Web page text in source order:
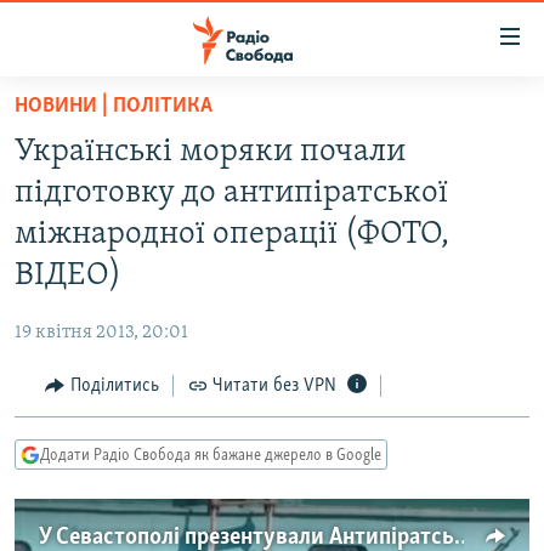
Перейти
основного
матеріалу
Перейти
до
основної
Перейти
пошуку
ВСЕ ЗА ДОБУ
СТАТТІ
ПОЛІТИКА
КУЛЬТУРА
СПОРТ
СВІТ
ВІЙНА
ДОНБАС.РЕАЛІЇ
КРИМ.РЕАЛІЇ
ТИ ЯК?
КИТАЙ.ВИКЛИКИ
НОВИНИ | ПОЛІТИКА
Українські моряки почали
підготовку до антипіратської
міжнародної операції (ФОТО,
ВІДЕО)
19 квітня 2013, 20:01
Поділитись Читати без VPN
Додати Радіо Свобода як бажане джерело в Google
У Севастополі презентували Антипіратський центр українського флоту